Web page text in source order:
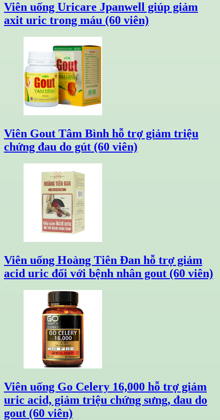
Viên uống Uricare Jpanwell giúp giảm
axit uric trong máu (60 viên)
Viên Gout Tâm Bình hỗ trợ giảm triệu
chứng đau do gút (60 viên)
Viên uống Hoàng Tiên Đan hỗ trợ giảm
acid uric đối với bệnh nhân gout (60 viên)
Viên uống Go Celery 16,000 hỗ trợ giảm
uric acid, giảm triệu chứng sưng, đau do
gout (60 viên)